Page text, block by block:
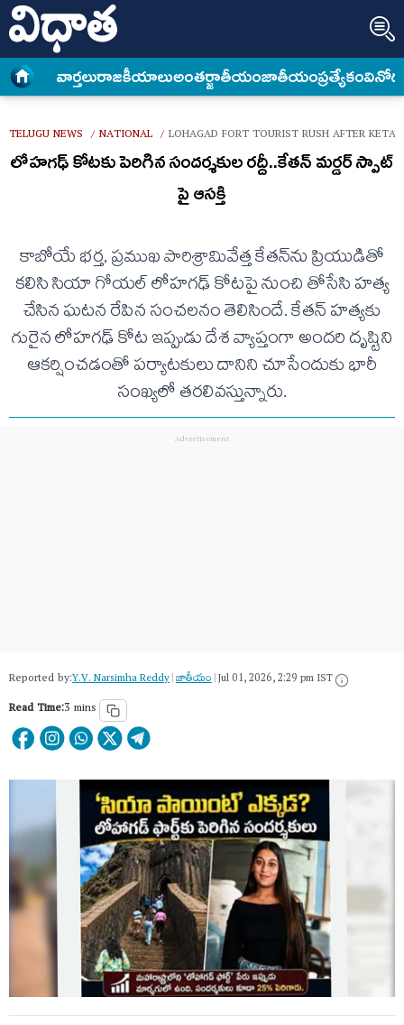
వార్త‌లురాజకీయాలుఅంత‌ర్జాతీయంజాతీయంప్రత్యేకం
TELUGU NEWS / NATIONAL / LOHAGAD FORT TOURIST RUSH AFTER
లోహగఢ్ కోటకు పెరిగిన సందర్శకుల రద్దీ..కేతన్ మర్డర్ స్పాట్
పై ఆసక్తి
కాబోయే భర్త, ప్రముఖ పారిశ్రామివేత్త కేతన్‌ను ప్రియుడితో
కలిసి సియా గోయల్ లోహగఢ్ కోటపై నుంచి తోసేసి హత్య
చేసిన ఘటన రేపిన సంచలనం తెలిసిందే. కేతన్‌ హత్యకు
గురైన లోహగఢ్‌ కోట ఇప్పుడు దేశ వ్యాప్తంగా అందరి దృష్టిని
ఆకర్షించడంతో పర్యాటకులు దానిని చూసేందుకు భారీ
సంఖ్యలో తరలివస్తున్నారు.
Reported by:Y.V. Narsimha Reddy|జాతీయం|Jul 01, 2026, 2:29 pm IST
Read Time:3 mins